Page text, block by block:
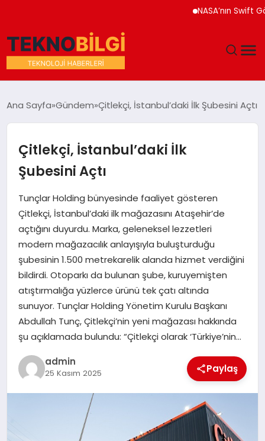
NASA’nın Swift
DÜNYA
EĞITIM
MAGAZIN
SAĞLIK
SIYASET
SPOR
TEKNOLOJI
YAŞAM
Ana Sayfa Gündem Çitlekçi, İstanbul’daki İlk Şubesini Açtı
Çitlekçi, İstanbul’daki İlk
Şubesini Açtı
Tunçlar Holding bünyesinde faaliyet gösteren
Çitlekçi, İstanbul’daki ilk mağazasını Ataşehir’de
açtığını duyurdu. Marka, geleneksel lezzetleri
modern mağazacılık anlayışıyla buluşturduğu
şubesinin 1.500 metrekarelik alanda hizmet verdiğini
bildirdi. Otoparkı da bulunan şube, kuruyemişten
atıştırmalığa yüzlerce ürünü tek çatı altında
sunuyor. Tunçlar Holding Yönetim Kurulu Başkanı
Abdullah Tunç, Çitlekçi’nin yeni mağazası hakkında
şu açıklamada bulundu: “Çitlekçi olarak ‘Türkiye’nin…
admin
25 Kasım 2025 Paylaş